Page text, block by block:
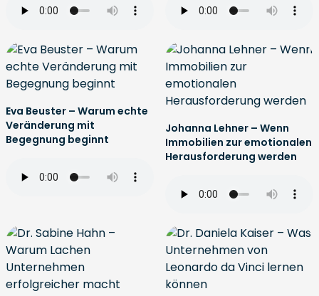
Eva Beuster – Warum echte
Veränderung mit
Begegnung beginnt
Johanna Lehner – Wenn
Immobilien zur emotionalen
Herausforderung werden